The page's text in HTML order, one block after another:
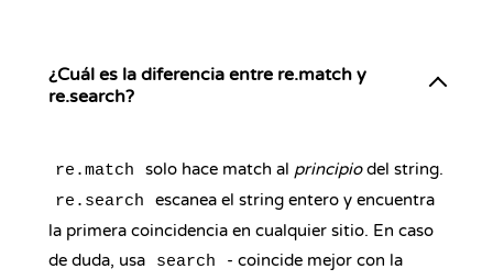
¿Cuál es la diferencia entre re.match y
re.search?
re.match solo hace match al principiodel string.
re.search
escanea el string entero y encuentra
la primera coincidencia en cualquier sitio. En caso
de duda, usa
search
- coincide mejor con la